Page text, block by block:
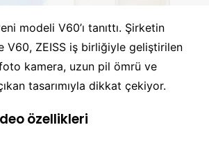
modeli V60’ı tanıttı. Şirketin
V60, ZEISS iş birliğiyle geliştirilen
kamera, uzun pil ömrü ve
tasarımıyla dikkat çekiyor.
özellikleri